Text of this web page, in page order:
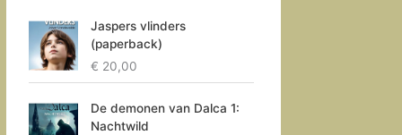
Jaspers vlinders
(paperback)
€ 20,00
De demonen van Dalca 1:
Nachtwild